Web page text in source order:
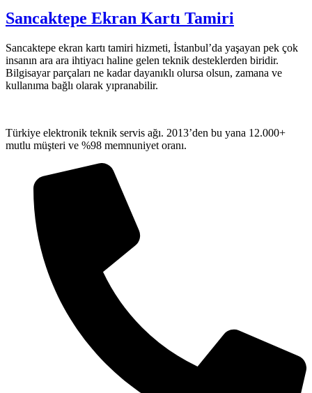
Sancaktepe Ekran Kartı Tamiri
Sancaktepe ekran kartı tamiri hizmeti, İstanbul’da yaşayan pek çok
insanın ara ara ihtiyacı haline gelen teknik desteklerden biridir.
Bilgisayar parçaları ne kadar dayanıklı olursa olsun, zamana ve
kullanıma bağlı olarak yıpranabilir.
Türkiye elektronik teknik servis ağı. 2013’den bu yana 12.000+
mutlu müşteri ve %98 memnuniyet oranı.